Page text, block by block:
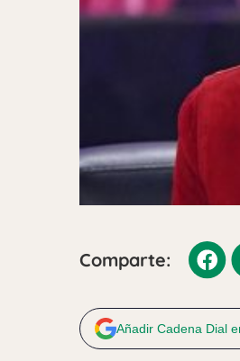
Comparte:
Añadir Cadena Dial